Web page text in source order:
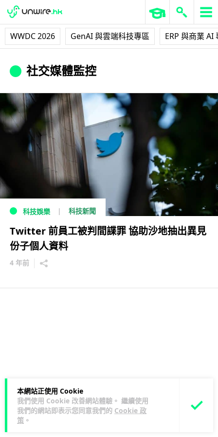
WWDC 2026 GenAI 與雲端科技專區 ERP 與商業 AI
本網站正使用 Cookie
我們使用 Cookie 改善網站體驗。 繼續使用
我們的網站即表示您同意我們的 Cookie 政
策 。
社交媒體監控
科技娛樂 科技新聞
Twitter 前員工被判間諜罪 協助沙地抽出異見
份子個人資料
4 年前